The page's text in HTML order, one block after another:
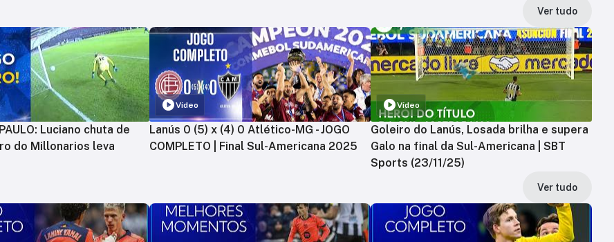
Ver tudo
Luciano chuta de
do Millonarios leva
Vídeo
Lanús 0 (5) x (4) 0 Atlético-MG - JOGO
COMPLETO | Final Sul-Americana 2025
Vídeo
Goleiro do Lanús, Losada brilha e supera
Galo na final da Sul-Americana | SBT
Sports (23/11/25)
Ver tudo